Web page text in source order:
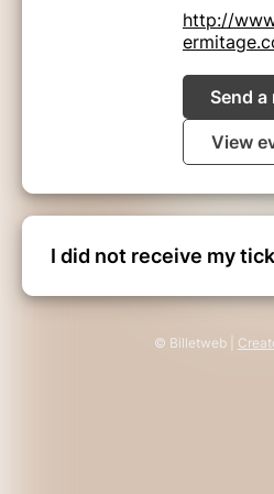
http://
Send a
View
I did not receive my
© Billetweb |